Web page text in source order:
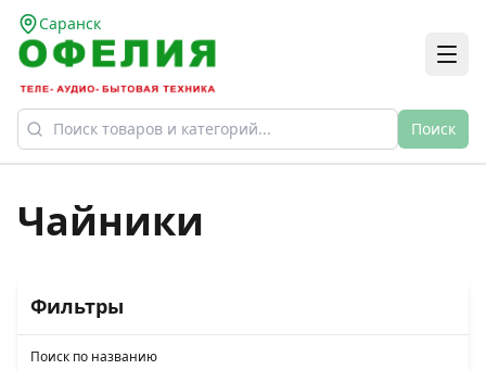
Саранск
Поиск
Чайники
Фильтры
Поиск по названию